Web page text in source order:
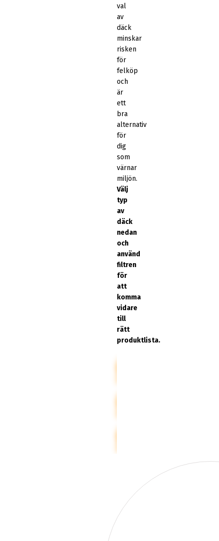
val
av
däck
minskar
risken
för
felköp
och
är
ett
bra
alternativ
för
dig
som
värnar
miljön.
Välj
typ
av
däck
nedan
och
använd
filtren
för
att
komma
vidare
till
rätt
produktlista.